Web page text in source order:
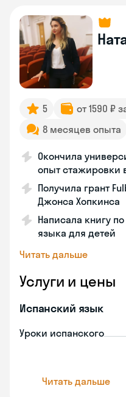
5
от 1590 ₽
8 месяцев опыта
Окончила
опыт стажировки
Получила грант
Джонса Хопкинса
Написала книгу
языка для детей
Читать дальше
Услуги и цены
Испанский язык
Уроки испанского
Читать дальше